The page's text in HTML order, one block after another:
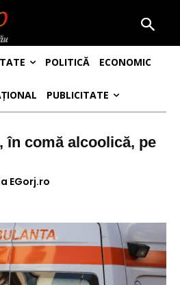
POLITICĂ ECONOMIC
PUBLICITATE
în comă alcoolică, pe
EGorj.ro